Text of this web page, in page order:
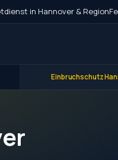
in Hannover & Region
Einbruchschutz